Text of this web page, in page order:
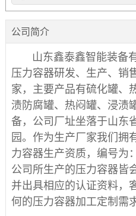
公司简介
山东鑫泰鑫智能装备有
压力容器研发、生产、销
家，主要产品有硫化罐、
渍防腐罐、热闷罐、浸渍
备，公司厂址坐落于山东
园。作为生产厂家我们拥
力容器生产资质，编号为
公司所生产的压力容器皆
并出具相应的认证资料，
何的压力容器加工定制需